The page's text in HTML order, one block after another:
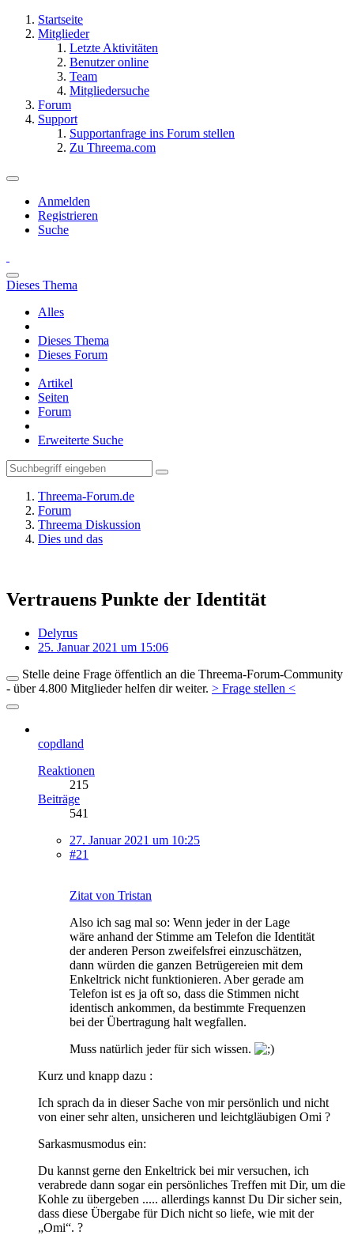
Startseite
Mitglieder
Letzte Aktivitäten
Benutzer online
Team
Mitgliedersuche
Forum
Support
Supportanfrage ins Forum stellen
Zu Threema.com
Anmelden
Registrieren
Suche
Dieses Thema
Alles
Dieses Thema
Dieses Forum
Artikel
Seiten
Forum
Erweiterte Suche
Threema-Forum.de
Forum
Threema Diskussion
Dies und das
Vertrauens Punkte der Identität
Delyrus
25. Januar 2021 um 15:06
Stelle deine Frage öffentlich an die Threema-Forum-Community
- über 4.800 Mitglieder helfen dir weiter. > Frage stellen <
copdland
Reaktionen
215
Beiträge
541
27. Januar 2021 um 10:25
#21
Zitat von Tristan
Also ich sag mal so: Wenn jeder in der Lage
wäre anhand der Stimme am Telefon die Identität
der anderen Person zweifelsfrei einzuschätzen,
dann würden die ganzen Betrügereien mit dem
Enkeltrick nicht funktionieren. Aber gerade am
Telefon ist es ja oft so, dass die Stimmen nicht
identisch ankommen, da bestimmte Frequenzen
bei der Übertragung halt wegfallen.
Muss natürlich jeder für sich wissen.
Kurz und knapp dazu :
Ich sprach da in dieser Sache von mir persönlich und nicht
von einer sehr alten, unsicheren und leichtgläubigen Omi ?
Sarkasmusmodus ein:
Du kannst gerne den Enkeltrick bei mir versuchen, ich
verabrede dann sogar ein persönliches Treffen mit Dir, um die
Kohle zu übergeben ..... allerdings kannst Du Dir sicher sein,
dass diese Übergabe für Dich nicht so liefe, wie mit der
„Omi“. ?